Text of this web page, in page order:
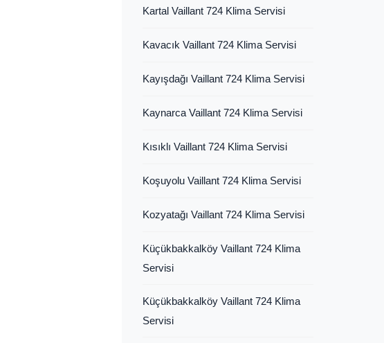
Kartal Vaillant 724 Klima Servisi
Kavacık Vaillant 724 Klima Servisi
Kayışdağı Vaillant 724 Klima Servisi
Kaynarca Vaillant 724 Klima Servisi
Kısıklı Vaillant 724 Klima Servisi
Koşuyolu Vaillant 724 Klima Servisi
Kozyatağı Vaillant 724 Klima Servisi
Küçükbakkalköy Vaillant 724 Klima
Servisi
Küçükbakkalköy Vaillant 724 Klima
Servisi